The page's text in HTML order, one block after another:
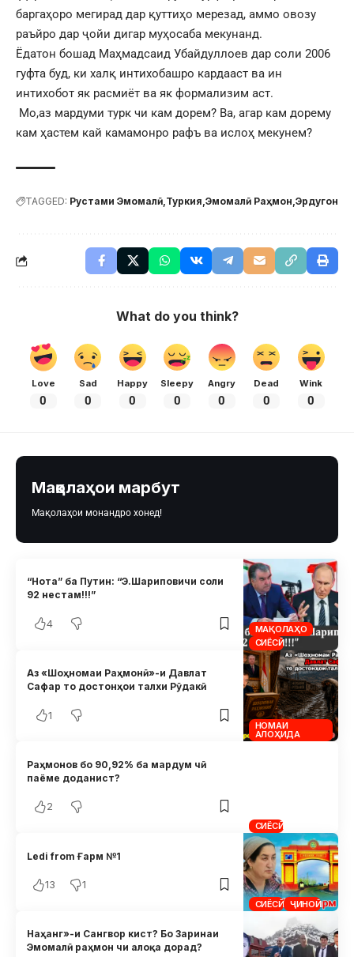
баргаҳоро мегирад дар қуттиҳо мерезад, аммо овозу
раъйро дар ҷойи дигар муҳосаба мекунанд.
Ёдатон бошад Маҳмадсаид Убайдуллоев дар соли 2006
гуфта буд, ки халқ интихобашро кардааст ва ин
интихобот як расмиёт ва як формализим аст.
Мо,аз мардуми турк чи кам дорем? Ва, агар кам дорему
кам ҳастем кай камамонро рафъ ва ислоҳ мекунем?
TAGGED: Рустами Эмомалӣ Туркия Эмомалӣ Раҳмон Эрдугон
What do you think?
Love
0
Sad
0
Happy
0
Sleepy
0
Angry
0
Dead
0
Wink
0
Мақолаҳои марбут
Мақолаҳои монандро хонед!
МАҚОЛАҲО
СИЁСӢ
“Нота” ба Путин: “Э.Шариповичи соли
92 нестам!!!”
4
НОМАИ
АЛОҲИДА
Аз «Шоҳномаи Раҳмонӣ»-и Давлат
Сафар то достонҳои талхи Рӯдакӣ
1
СИЁСӢ
Раҳмонов бо 90,92% ба мардум чӣ
паёме доданист?
2
СИЁСӢ ҶИНОӢ
Ledi from Ғарм №1
13 1
Наҳанг»-и Сангвор кист? Бо Заринаи
Эмомалӣ раҳмон чи алоқа дорад?